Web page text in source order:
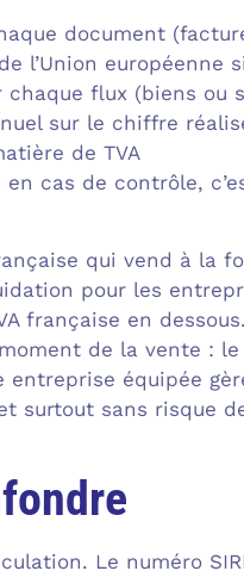
document
l’Union européenne
flux (biens ou
sur le chiffre
de TVA
cas de contrôle,
qui vend à la
pour les
française en
de la vente : le
équipée
surtout sans risque
Le numéro